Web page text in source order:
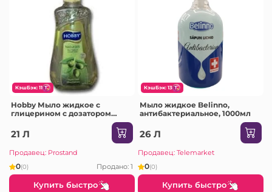
КэшБэк: 11
Hobby Мыло жидкое с
глицерином с дозатором
400мл /24 (Rose /FT159400EU)
21 Л
Продавец: Prostand
0(0) Продано: 1
Купить быстро
КэшБэк: 13
Мыло жидкое Belinno,
антибактериальное, 1000мл
26 Л
Продавец: Telemarket
0(0)
Купить быстро